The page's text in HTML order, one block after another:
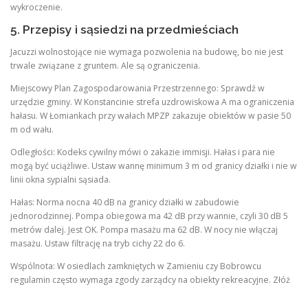
wykroczenie.
5. Przepisy i sąsiedzi na przedmieściach
Jacuzzi wolnostojące nie wymaga pozwolenia na budowę, bo nie jest
trwale związane z gruntem. Ale są ograniczenia.
Miejscowy Plan Zagospodarowania Przestrzennego: Sprawdź w
urzędzie gminy. W Konstancinie strefa uzdrowiskowa A ma ograniczenia
hałasu. W Łomiankach przy wałach MPZP zakazuje obiektów w pasie 50
m od wału.
Odległości: Kodeks cywilny mówi o zakazie immisji. Hałas i para nie
mogą być uciążliwe. Ustaw wannę minimum 3 m od granicy działki i nie w
linii okna sypialni sąsiada.
Hałas: Norma nocna 40 dB na granicy działki w zabudowie
jednorodzinnej. Pompa obiegowa ma 42 dB przy wannie, czyli 30 dB 5
metrów dalej. Jest OK. Pompa masażu ma 62 dB. W nocy nie włączaj
masażu. Ustaw filtrację na tryb cichy 22 do 6.
Wspólnota: W osiedlach zamkniętych w Zamieniu czy Bobrowcu
regulamin często wymaga zgody zarządcy na obiekty rekreacyjne. Złóż